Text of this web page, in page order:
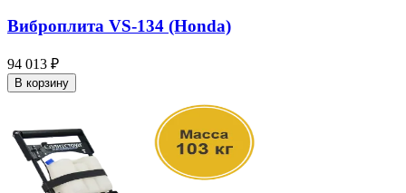
Виброплита VS-134 (Honda)
94 013 ₽
В корзину